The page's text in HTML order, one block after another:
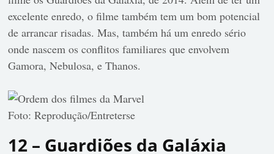
excelente enredo, o filme também tem um bom potencial
de arrancar risadas. Mas, também há um enredo sério
onde nascem os conflitos familiares que envolvem
Gamora, Nebulosa, e Thanos.
Foto: Reprodução/Entreterse
12 – Guardiões da Galáxia